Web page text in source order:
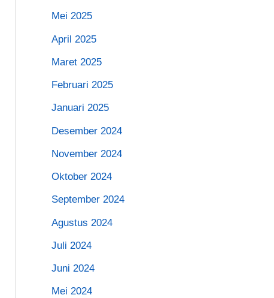
Mei 2025
April 2025
Maret 2025
Februari 2025
Januari 2025
Desember 2024
November 2024
Oktober 2024
September 2024
Agustus 2024
Juli 2024
Juni 2024
Mei 2024